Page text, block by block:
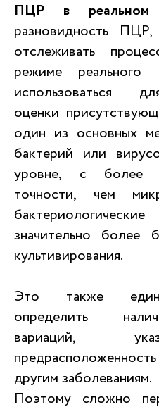
ПЦР в реальном
разновидность
отслеживать
режиме
использоваться
оценки
один из основных
бактерий или
уровне, с более
точности, чем
значительно более
культивирования.
Это также
определить
вариаций,
другим заболеваниям.
Поэтому сложно